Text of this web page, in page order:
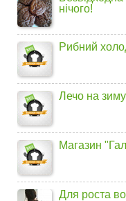
нічого!
Рибний
Лечо на
Магазин
Для роста